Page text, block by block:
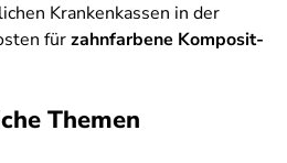
Krankenkassen in der
fürzahnfarbene Komposit-
Themen